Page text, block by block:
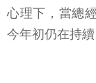
心理下，當總
今年初仍在持續